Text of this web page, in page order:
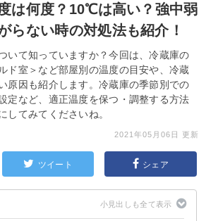
は何度？10℃は高い？強中弱
らない時の対処法も紹介！
いて知っていますか？今回は、冷蔵庫の
ド室＞など部屋別の温度の目安や、冷蔵
原因も紹介します。冷蔵庫の季節別での
定など、適正温度を保つ・調整する方法
してみてくださいね。
2021年05月06日 更新
ツイート シェア